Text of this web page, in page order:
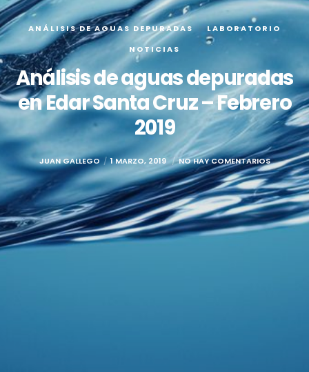
ANÁLISIS DE AGUAS DEPURADAS
LABORATORIO
NOTICIAS
Análisis de aguas depuradas
en Edar Santa Cruz – Febrero
2019
JUAN GALLEGO 1 MARZO, 2019 NO HAY COMENTARIOS